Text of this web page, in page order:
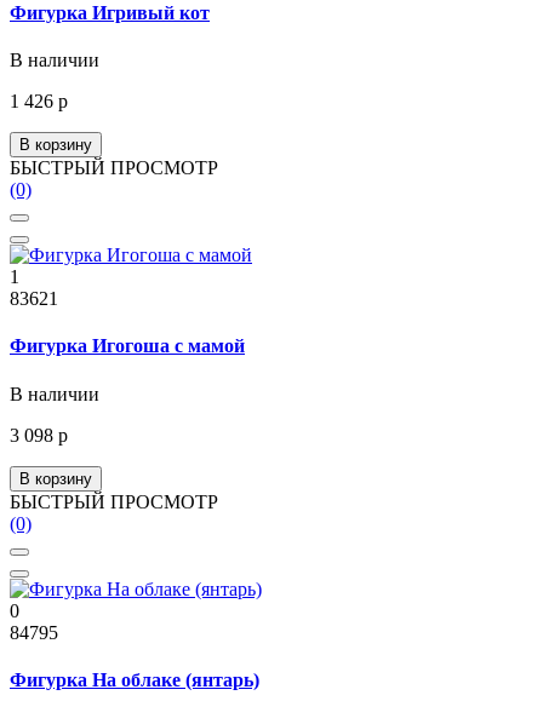
Фигурка Игривый кот
В наличии
1 426 р
В корзину
БЫСТРЫЙ ПРОСМОТР
(0)
1
83621
Фигурка Игогоша с мамой
В наличии
3 098 р
В корзину
БЫСТРЫЙ ПРОСМОТР
(0)
0
84795
Фигурка На облаке (янтарь)